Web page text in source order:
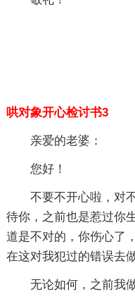
哄对象开心检讨书3
亲爱的老婆：
您好！
不要不开心啦，对
待你，之前也是惹过你
道是不对的，你伤心了
在这对我犯过的错误去
无论如何，之前我